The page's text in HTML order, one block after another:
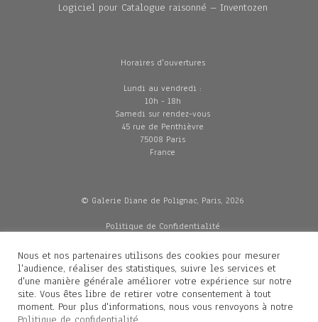
Logiciel pour Catalogue raisonné – Inventozen
Horaires d'ouvertures
Lundi au vendredi :
10h - 18h
Samedi sur rendez-vous
45 rue de Penthièvre
75008 Paris
France
© Galerie Diane de Polignac, Paris, 2026
Politique de Confidentialité
Mentions légales
Livraisons
Contacts
Nous et nos partenaires utilisons des cookies pour mesurer
l'audience, réaliser des statistiques, suivre les services et
d'une manière générale améliorer votre expérience sur notre
site. Vous êtes libre de retirer votre consentement à tout
moment. Pour plus d'informations, nous vous renvoyons à notre